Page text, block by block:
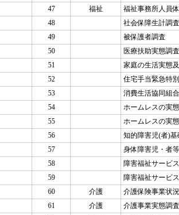
47 福祉
福祉事務所人員
48
社会保障生計調査
49
被保護者調査
50
医療扶助実態調査
51
家庭の生活実態
52
住宅手当緊急特
53
消費生活協同組
54
ホームレスの実
55
ホームレスの実
56
知的障害児(者)基
57
身体障害児・者
58
障害福祉サービ
59
障害福祉サービ
60 介護
介護保険事業状
61 介護
介護事業実態調